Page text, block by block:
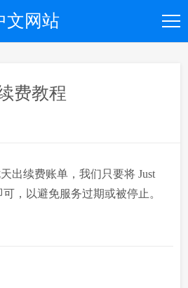
文网站
费教程
出续费账单，我们只要将 Just
，以避免服务过期或被停止。